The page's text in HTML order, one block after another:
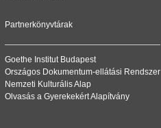
Partnerkönyvtárak
Goethe Institut Budapest
Országos Dokumentum-ellátási Rendszer
Nemzeti Kulturális Alap
Olvasás a Gyerekekért Alapítvány